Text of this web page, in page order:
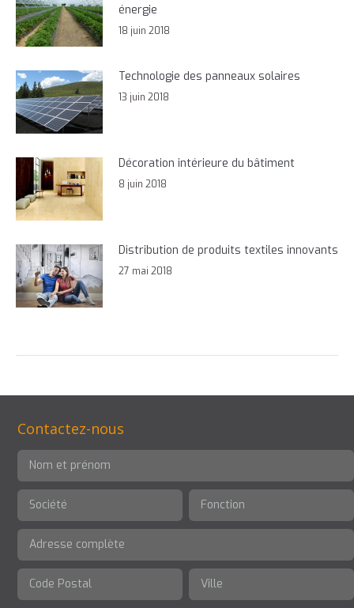
énergie
18 juin 2018
Technologie des panneaux solaires
13 juin 2018
Décoration intérieure du bâtiment
8 juin 2018
Distribution de produits textiles innovants
27 mai 2018
Contactez-nous